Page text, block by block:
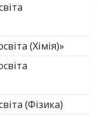
(Хімія)»
(Фізика)